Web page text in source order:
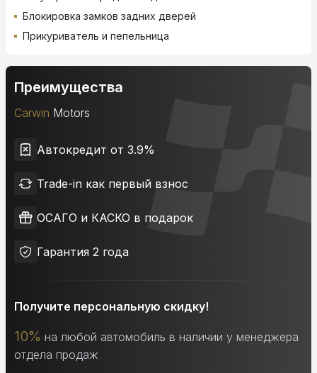
Блокировка замков задних дверей
Прикуриватель и пепельница
Преимущества
Carwin Motors
Автокредит от 3.9%
Trade-in как первый взнос
ОСАГО и КАСКО в подарок
Гарантия 2 года
Получите персональную скидку!
10% на любой автомобиль в наличии у менеджера
отдела продаж